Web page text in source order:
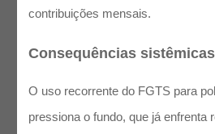
contribuições mensais.
Consequências sistêmicas
O uso recorrente do FGTS para
pressiona o fundo, que já enfrenta